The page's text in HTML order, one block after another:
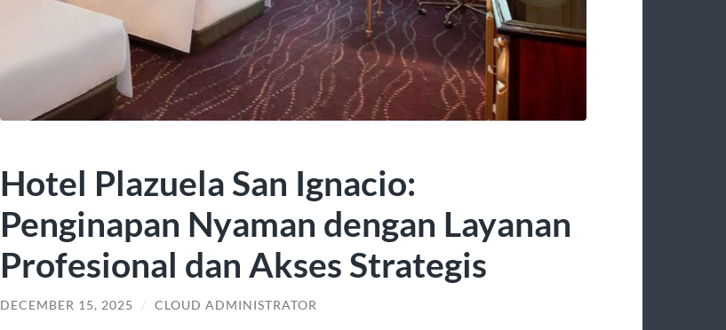
Hotel Plazuela San Ignacio:
Penginapan Nyaman dengan Layanan
Profesional dan Akses Strategis
DECEMBER 15, 2025 / CLOUD ADMINISTRATOR